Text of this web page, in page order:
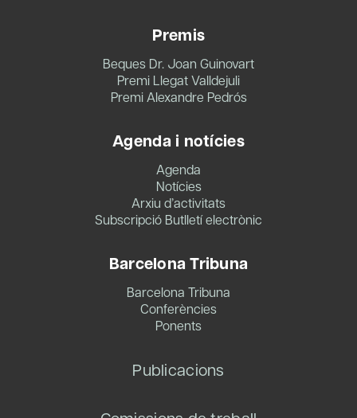
Premis
Beques Dr. Joan Guinovart
Premi Llegat Valldejuli
Premi Alexandre Pedrós
Agenda i notícies
Agenda
Notícies
Arxiu d’activitats
Subscripció Butlletí electrònic
Barcelona Tribuna
Barcelona Tribuna
Conferències
Ponents
Publicacions